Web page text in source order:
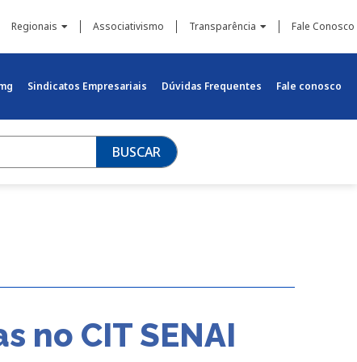
Regionais Associativismo Transparência Fale Conosco
Sindicatos Empresariais Dúvidas Frequentes Fale conosco
BUSCAR
no CIT SENAI